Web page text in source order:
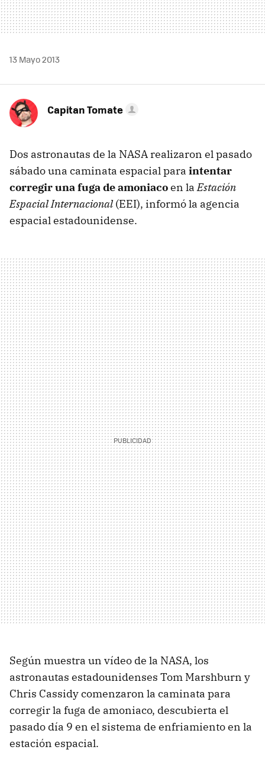
13 Mayo 2013
Capitan Tomate
Dos astronautas de la NASA realizaron el pasado
sábado una caminata espacial para intentar
corregir una fuga de amoniacoen laEstación
Espacial Internacional(EEI), informó la agencia
espacial estadounidense.
Según muestra un vídeo de la NASA, los
astronautas estadounidenses Tom Marshburn y
Chris Cassidy comenzaron la caminata para
corregir la fuga de amoniaco, descubierta el
pasado día 9 en el sistema de enfriamiento en la
estación espacial.